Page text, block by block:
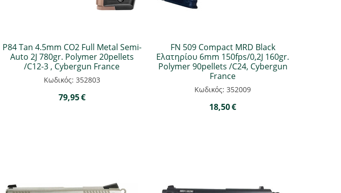
P84 Tan 4.5mm CO2 Full Metal Semi-
Auto 2J 780gr. Polymer 20pellets
/C12-3 , Cybergun France
Κωδικός: 352803
79,95€
FN 509 Compact MRD Black
Ελατηρίου 6mm 150fps/0,2J 160gr.
Polymer 90pellets /C24, Cybergun
France
Κωδικός: 352009
18,50€